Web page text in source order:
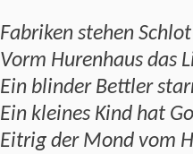
Fabriken stehen
Vorm Hurenhaus das
Ein blinder Bettler
Ein kleines Kind hat
Eitrig der Mond vom